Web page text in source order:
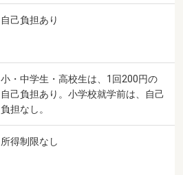
自己負担あり
小・中学生・高校生は、1回200円の
自己負担あり。小学校就学前は、自己
負担なし。
所得制限なし